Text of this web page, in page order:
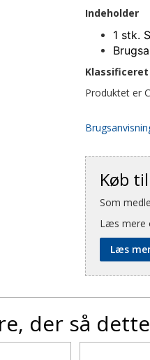
Indeholder
1 stk.
Produktet er
Køb
Som
Læs mere
Læs
der så